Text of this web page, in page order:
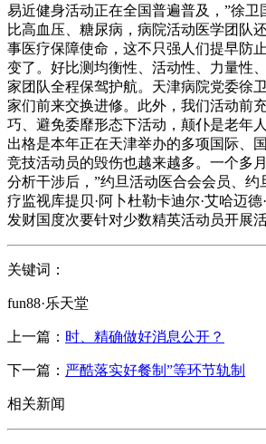
易近健身活动正在全国普遍普及，”徐卫
比高血压、糖尿病，病院活动医学团队
事医疗保障使命，这不只强人们提早防
变了。好比测均衡性、活动性、力量性
家团队全程保驾护航。天津病院党委徐
家们前来交换进修。此外，我们活动前
巧、避免委靡形态下活动，颠仆是老年
出格是本年正在天津举办的多项国际、
竞技活动员的毁伤也越来越多。一个多
分析干涉后，”约旦活动医合会会员、约
疗监视库提贝·阿卜杜勒卡迪尔·艾哈迈
发财国度次要针对少数精英活动员开展
关键词：
fun88·乐天堂
上一篇： 时、精确做好消息公开？
下一篇： 严酷落实好餐制”等环节轨制
相关新闻